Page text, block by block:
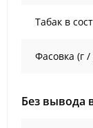
Табак в
Фасовка (г /
Без вывода